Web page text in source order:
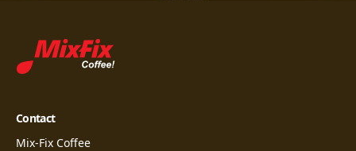
Contact
Mix-Fix Coffee